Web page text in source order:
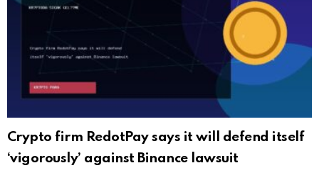
Crypto firm RedotPay says it will defend itself
‘vigorously’ against Binance lawsuit